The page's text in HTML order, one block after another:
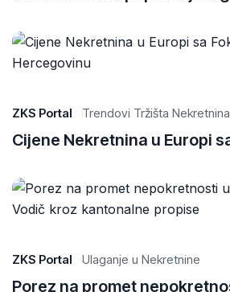
ZKS Portal Trendovi Tržišta Nekretnina
ZKS Portal Ulaganje u Nekretnine